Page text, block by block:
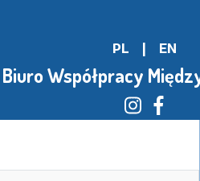
Biuro Współpracy
PL EN